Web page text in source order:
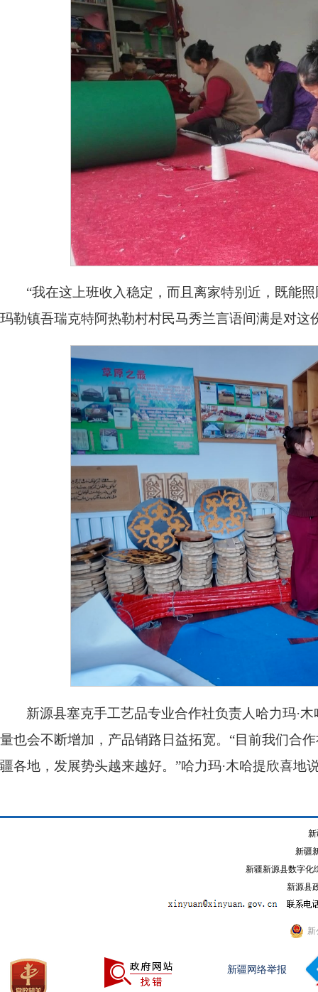
“我在这上班收入稳定，而且离家特别近，既能
玛勒镇吾瑞克特阿热勒村村民马秀兰言语间满是对这
新源县塞克手工艺品专业合作社负责人哈力玛·
量也会不断增加，产品销路日益拓宽。“目前我们合
疆各地，发展势头越来越好。”哈力玛·木哈提欣喜地
新疆
新疆新源县数字化
新源县
新
新疆网络举报